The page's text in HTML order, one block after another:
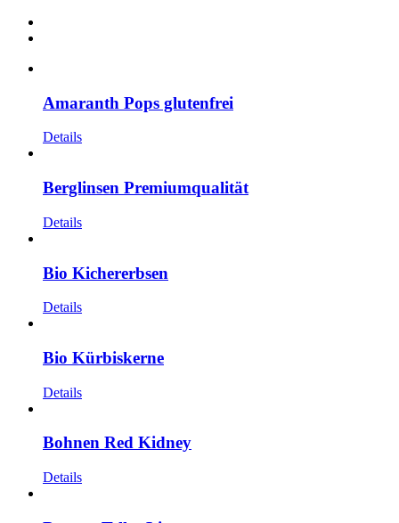
Amaranth Pops glutenfrei
Details
Berglinsen Premiumqualität
Details
Bio Kichererbsen
Details
Bio Kürbiskerne
Details
Bohnen Red Kidney
Details